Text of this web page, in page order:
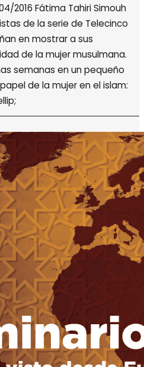
2016 Fátima Tahiri Simouh
de la serie de Telecinco
en mostrar a sus
de la mujer musulmana.
semanas en un pequeño
de la mujer en el islam: